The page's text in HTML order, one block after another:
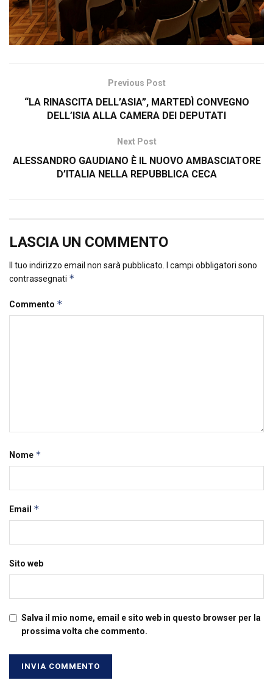
Previous Post
“LA RINASCITA DELL’ASIA”, MARTEDÌ CONVEGNO
DELL’ISIA ALLA CAMERA DEI DEPUTATI
Next Post
ALESSANDRO GAUDIANO È IL NUOVO AMBASCIATORE
D’ITALIA NELLA REPUBBLICA CECA
LASCIA UN COMMENTO
Il tuo indirizzo email non sarà pubblicato.
I campi obbligatori sono
contrassegnati *
Commento *
Nome *
Email *
Sito web
Salva il mio nome, email e sito web in questo browser per la
prossima volta che commento.